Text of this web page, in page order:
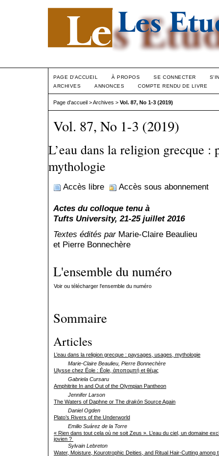
PAGE D'ACCUEIL À PROPOS SE CONNECTER
ARCHIVES
ANNONCES COMPTE RENDU DE LIVRE
Page d'accueil >Archives > Vol. 87, No 1-3 (2019)
Vol. 87, No 1-3 (2019)
L’eau dans la religion grecque :
mythologie
Accès libre Accès sous abonnement
Actes du colloque tenu à
Tufts University, 21-25 juillet 2016
Textes édités par Marie-Claire Beaulieu
et Pierre Bonnechère
L'ensemble du numéro
Voir ou télécharger l'ensemble du numéro
Sommaire
Articles
L’eau dans la religion grecque : paysages, usages, mythologie
Marie-Claire Beaulieu, Pierre Bonnechère
Ulysse chez Éole : Éole, ἀποπομπή et θέμις
Gabriela Cursaru
Amphitrite In and Out of the Olympian Pantheon
Jennifer Larson
The Waters of Daphne or The drakōn Source Again
Daniel Ogden
Plato’s Rivers of the Underworld
Emilio Suárez de la Torre
« Rien dans tout cela où ne soit Zeus ». L’eau du ciel, un domaine
jovien ?
Sylvain Lebreton
Water, Moisture, Kourotrophic Deities, and Ritual Hair-Cutting among